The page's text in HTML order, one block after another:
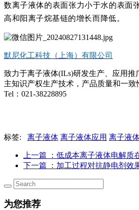
数离子液体的表面张力小于水的表面
高和阳离子烷基链的增长而降低。
默尼化工科技（上海）有限公司
致力于离子液体(ILs)研发生产、应用推
主知识产权生产技术，产品质量和一致
Tel：021-38228895
标签: 离子液体 离子液体应用 离子液
上一篇
：低成本离子液体电解质
下一篇
：加工过程对抗静电剂效
为您推荐